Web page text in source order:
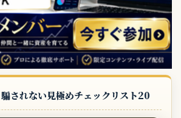
されない見極めチェックリスト20